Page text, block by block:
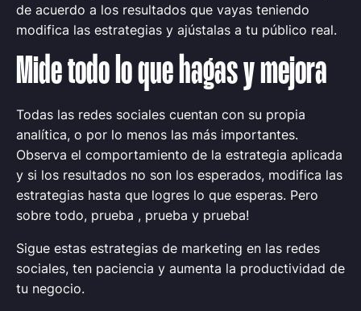
de acuerdo a los resultados que vayas teniendo
modifica las estrategias y ajústalas a tu público real.
Mide todo lo que hagas y mejora
Todas las redes sociales cuentan con su propia
analítica, o por lo menos las más importantes.
Observa el comportamiento de la estrategia aplicada
y si los resultados no son los esperados, modifica las
estrategias hasta que logres lo que esperas. Pero
sobre todo, prueba , prueba y prueba!
Sigue estas estrategias de marketing en las redes
sociales, ten paciencia y aumenta la productividad de
tu negocio.